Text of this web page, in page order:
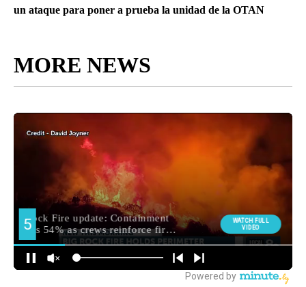
un ataque para poner a prueba la unidad de la OTAN
MORE NEWS